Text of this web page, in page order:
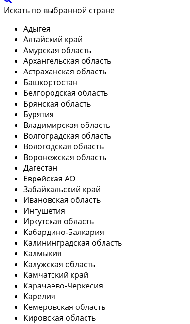
Искать по выбранной стране
Адыгея
Алтайский край
Амурская область
Архангельская область
Астраханская область
Башкортостан
Белгородская область
Брянская область
Бурятия
Владимирская область
Волгоградская область
Вологодская область
Воронежская область
Дагестан
Еврейская АО
Забайкальский край
Ивановская область
Ингушетия
Иркутская область
Кабардино-Балкария
Калининградская область
Калмыкия
Калужская область
Камчатский край
Карачаево-Черкесия
Карелия
Кемеровская область
Кировская область